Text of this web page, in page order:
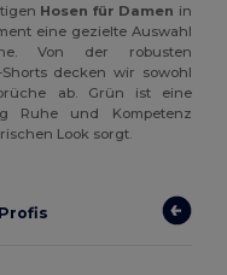
Hosen für Damen in
eine gezielte Auswahl
Von der robusten
decken wir sowohl
ab. Grün ist eine
Ruhe und Kompetenz
Look sorgt.